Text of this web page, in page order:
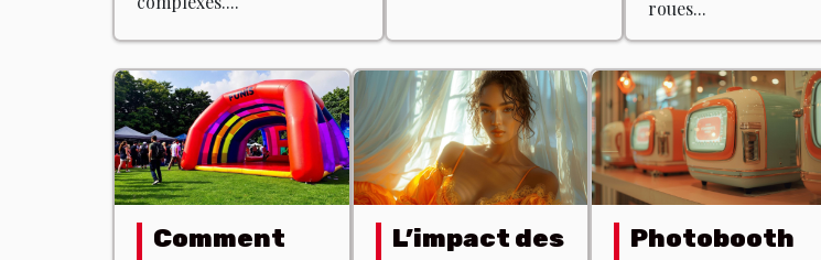
roues...
Comment
L’impact des
Photobooth